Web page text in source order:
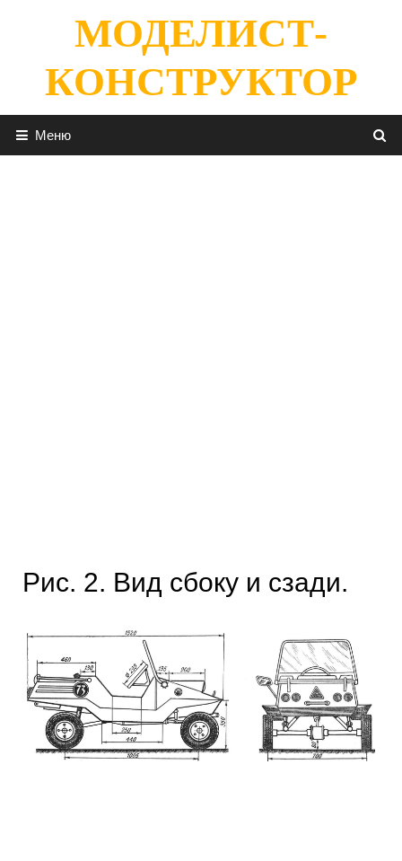
содержимомуМОДЕЛИСТ-
КОНСТРУКТОР
Меню
Рис. 2. Вид сбоку и сзади.